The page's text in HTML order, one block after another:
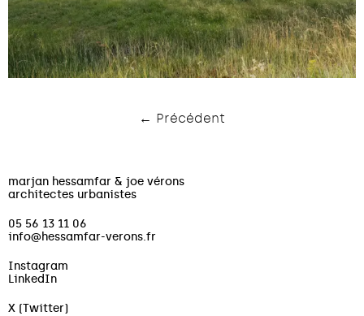
← Précédent
marjan hessamfar & joe vérons
architectes urbanistes
05 56 13 11 06
info@hessamfar-verons.fr
Instagram
LinkedIn
X (Twitter)